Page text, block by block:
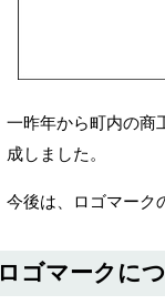
一昨年から町内の商
成しました。
今後は、ロゴマーク
ロゴマークに